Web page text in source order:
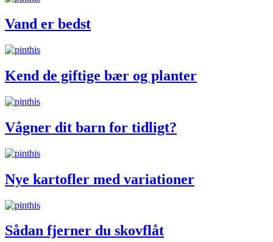
Vand er bedst
Kend de giftige bær og planter
Vågner dit barn for tidligt?
Nye kartofler med variationer
Sådan fjerner du skovflåt